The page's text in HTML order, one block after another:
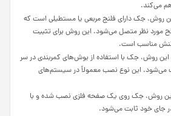
می‌کند.
روش، جک دارای فلنج مربعی یا مستطیلی است که
مورد نظر متصل می‌شود. این روش برای تثبیت
مناسب است.
این روش، جک با استفاده از بوش‌های کمربندی در سر
می‌شود. این نوع نصب معمولاً در سیستم‌های
روش، جک روی یک صفحه فلزی نصب شده و با
خود ثابت می‌شود.